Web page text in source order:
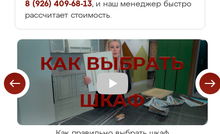
8 (926) 409-68-13, и наш менеджер быстро
рассчитает стоимость.